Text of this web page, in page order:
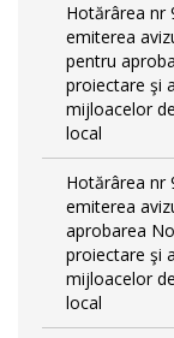
Hotărârea nr
emiterea
pentru
proiectare şi
mijloacelor
local
Hotărârea nr
emiterea
aprobarea
proiectare şi
mijloacelor
local